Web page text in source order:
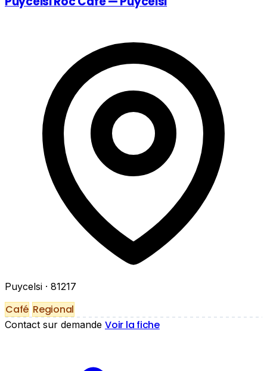
Puycelsi · 81217
Café Regional
Contact sur demande Voir la fiche